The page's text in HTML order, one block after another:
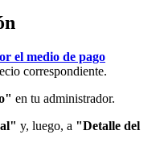
el medio de pago
correspondiente.
en tu administrador.
y, luego, a "Detalle del